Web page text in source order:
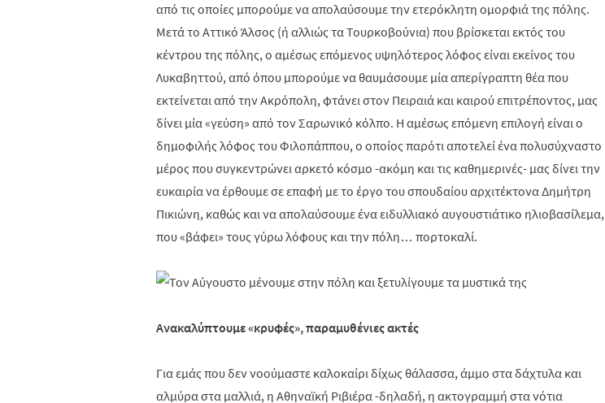
από τις οποίες μπορούμε να απολαύσουμε την ετερόκλητη ομορφιά της πόλης.
Μετά το Αττικό Άλσος (ή αλλιώς τα Τουρκοβούνια) που βρίσκεται εκτός του
κέντρου της πόλης, ο αμέσως επόμενος υψηλότερος λόφος είναι εκείνος του
Λυκαβηττού, από όπου μπορούμε να θαυμάσουμε μία απερίγραπτη θέα που
εκτείνεται από την Ακρόπολη, φτάνει στον Πειραιά και καιρού επιτρέποντος, μας
δίνει μία «γεύση» από τον Σαρωνικό κόλπο. Η αμέσως επόμενη επιλογή είναι ο
δημοφιλής λόφος του Φιλοπάππου, ο οποίος παρότι αποτελεί ένα πολυσύχναστο
μέρος που συγκεντρώνει αρκετό κόσμο -ακόμη και τις καθημερινές- μας δίνει την
ευκαιρία να έρθουμε σε επαφή με το έργο του σπουδαίου αρχιτέκτονα Δημήτρη
Πικιώνη, καθώς και να απολαύσουμε ένα ειδυλλιακό αυγουστιάτικο ηλιοβασίλεμα,
που «βάφει» τους γύρω λόφους και την πόλη… πορτοκαλί.
Ανακαλύπτουμε «κρυφές», παραμυθένιες ακτές
Για εμάς που δεν νοούμαστε καλοκαίρι δίχως θάλασσα, άμμο στα δάχτυλα και
αλμύρα στα μαλλιά, η Αθηναϊκή Ριβιέρα -δηλαδή, η ακτογραμμή στα νότια